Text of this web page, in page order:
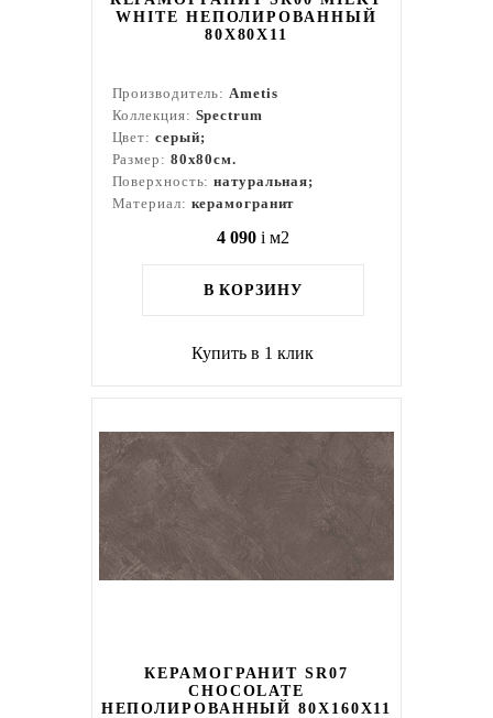
WHITE НЕПОЛИРОВАННЫЙ
80X80Х11
Производитель:Ametis
Коллекция: Spectrum
Цвет: серый;
Размер: 80x80см.
Поверхность:натуральная;
Материал: керамогранит
4 090 i м2
В КОРЗИНУ
Купить в 1 клик
КЕРАМОГРАНИТ SR07
CHOCOLATE
НЕПОЛИРОВАННЫЙ 80X160Х11